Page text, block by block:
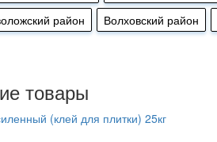
район
Волховский район
товары